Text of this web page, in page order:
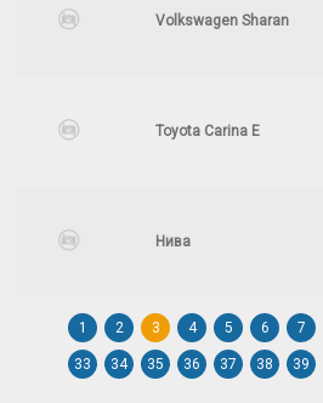
Volkswagen Sharan
Toyota Carina E
Нива
1 2 3 4 5 6 7
33 34 35 36 37 38 39